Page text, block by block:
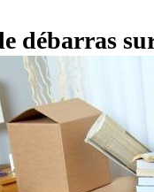
débarras